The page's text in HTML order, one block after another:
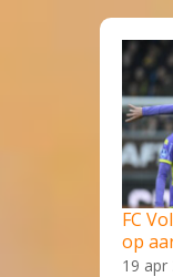
FC
op
19 apr